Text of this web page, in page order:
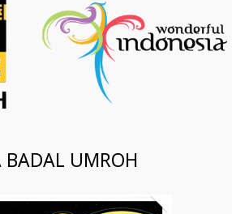
BADAL UMROH